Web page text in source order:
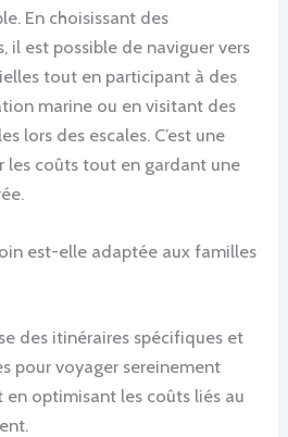
En choisissant des
il est possible de naviguer vers
tout en participant à des
marine ou en visitant des
lors des escales. C’est une
les coûts tout en gardant une
est-elle adaptée aux familles
des itinéraires spécifiques et
pour voyager sereinement
optimisant les coûts liés au